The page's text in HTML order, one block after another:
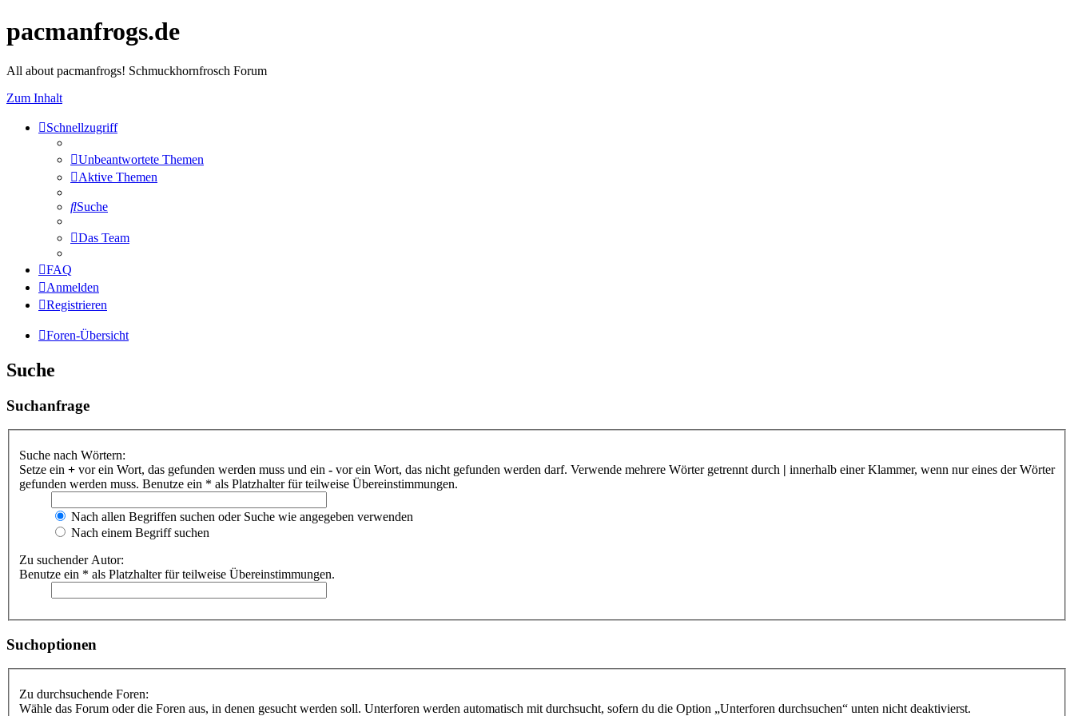
pacmanfrogs.de
All about pacmanfrogs! Schmuckhornfrosch Forum
Zum Inhalt
Schnellzugriff
Unbeantwortete Themen
Aktive Themen
Suche
Das Team
FAQ
Anmelden
Registrieren
Foren-Übersicht
Suche
Suchanfrage
Suche nach Wörtern:
Setze ein + vor ein Wort, das gefunden werden muss und ein - vor ein Wort, das nicht gefunden werden darf. Verwende mehrere Wörter getrennt durch | innerhalb einer Klammer, wenn nur eines der Wörter
gefunden werden muss. Benutze ein * als Platzhalter für teilweise Übereinstimmungen.
Nach allen Begriffen suchen oder Suche wie angegeben verwenden
Nach einem Begriff suchen
Zu suchender Autor:
Benutze ein * als Platzhalter für teilweise Übereinstimmungen.
Suchoptionen
Zu durchsuchende Foren:
Wähle das Forum oder die Foren aus, in denen gesucht werden soll. Unterforen werden automatisch mit durchsucht, sofern du die Option „Unterforen durchsuchen“ unten nicht deaktivierst.